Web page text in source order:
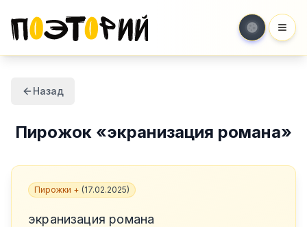
Назад
Пирожок «экранизация романа»
Пирожки + (17.02.2025)
экранизация романа